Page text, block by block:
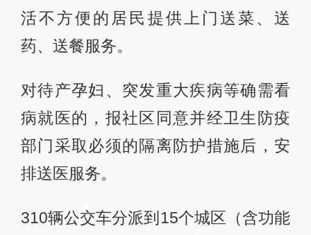
活不方便的居民提供上门送菜、送
药、送餐服务。
对待产孕妇、突发重大疾病等确需看
病就医的，报社区同意并经卫生防疫
部门采取必须的隔离防护措施后，安
排送医服务。
310辆公交车分派到15个城区（含功能